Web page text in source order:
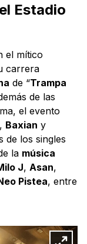
Estadio
el mítico
carrera
de “Trampa
de las
el evento
, Baxian y
de los singles
la música
J, Asan,
Pistea, entre